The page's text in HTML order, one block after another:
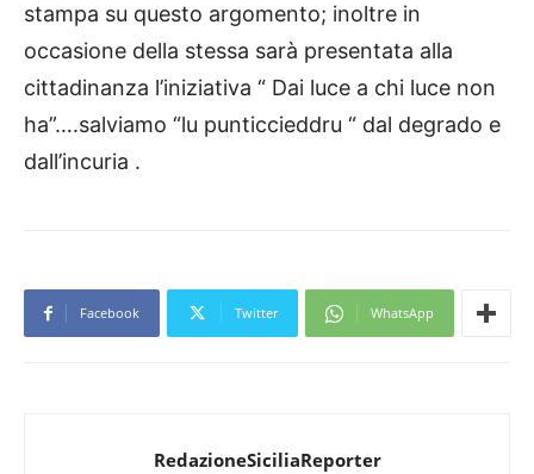
stampa su questo argomento; inoltre in
occasione della stessa sarà presentata alla
cittadinanza l’iniziativa “ Dai luce a chi luce non
ha”….salviamo “lu punticcieddru “ dal degrado e
dall’incuria .
Facebook Twitter WhatsApp
RedazioneSiciliaReporter